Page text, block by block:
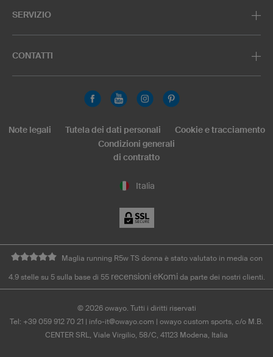
SERVIZIO
CONTATTI
Italia
Note legali Tutela dei dati personali
Cookie e tracciamento
Condizioni generali
di contratto
Maglia running R5w TS donna è stato valutato in media con
4.9 stelle su 5 sulla base di 55 recensioni eKomi da parte dei nostri clienti.
© 2026owayo. Tutti i diritti riservati
Tel: +39 059 912 70 21
info-it@owayo.com | owayo custom sports, c/o M.B.
CENTER SRL, Viale Virgilio, 58/C, 41123 Modena, Italia